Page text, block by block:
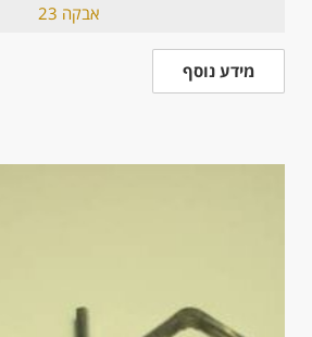
אבקה 23
מידע נוסף